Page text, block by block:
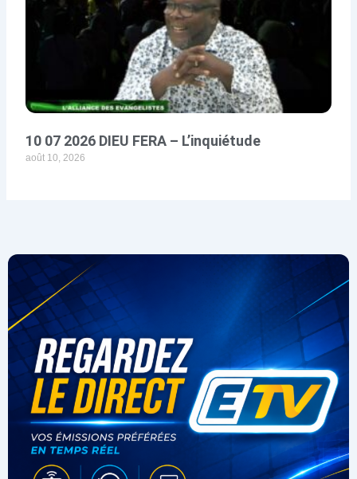
10 07 2026 DIEU FERA – L’inquiétude
août 10, 2026